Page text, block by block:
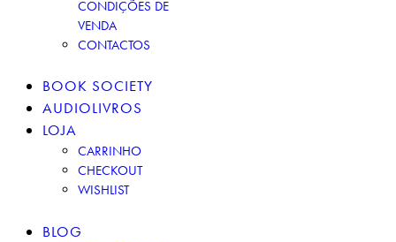
CONDIÇÕES DE
VENDA
CONTACTOS
BOOK SOCIETY
AUDIOLIVROS
LOJA
CARRINHO
CHECKOUT
WISHLIST
BLOG